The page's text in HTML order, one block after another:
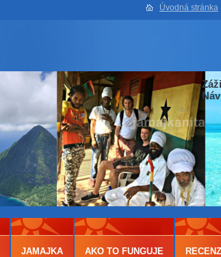
Úvodná stránka
JAMAJKA AKO TO FUNGUJE